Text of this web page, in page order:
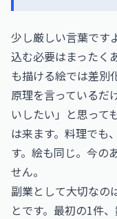
少し厳しい言葉です
込む必要はまったく
も描ける絵では差別
原理を言っているだ
いしたい」と思って
は来ます。料理でも
す。絵も同じ。今の
せん。
副業として大切なの
とです。最初の1件